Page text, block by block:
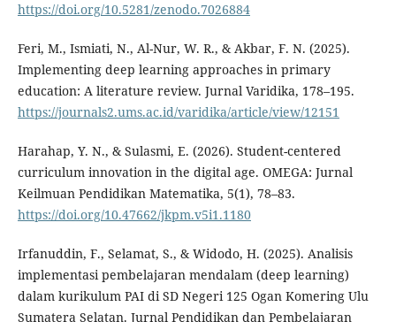
https://doi.org/10.5281/zenodo.7026884
Feri, M., Ismiati, N., Al-Nur, W. R., & Akbar, F. N. (2025).
Implementing deep learning approaches in primary
education: A literature review. Jurnal Varidika, 178–195.
https://journals2.ums.ac.id/varidika/article/view/12151
Harahap, Y. N., & Sulasmi, E. (2026). Student-centered
curriculum innovation in the digital age. OMEGA: Jurnal
Keilmuan Pendidikan Matematika, 5(1), 78–83.
https://doi.org/10.47662/jkpm.v5i1.1180
Irfanuddin, F., Selamat, S., & Widodo, H. (2025). Analisis
implementasi pembelajaran mendalam (deep learning)
dalam kurikulum PAI di SD Negeri 125 Ogan Komering Ulu
Sumatera Selatan. Jurnal Pendidikan dan Pembelajaran